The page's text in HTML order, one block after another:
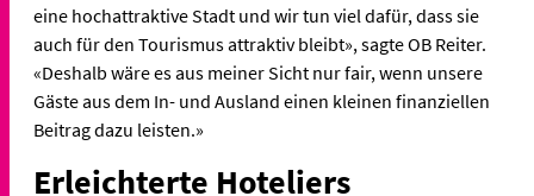
eine hochattraktive Stadt und wir tun viel dafür, dass sie
auch für den Tourismus attraktiv bleibt», sagte OB Reiter.
«Deshalb wäre es aus meiner Sicht nur fair, wenn unsere
Gäste aus dem In- und Ausland einen kleinen finanziellen
Beitrag dazu leisten.»
Erleichterte Hoteliers